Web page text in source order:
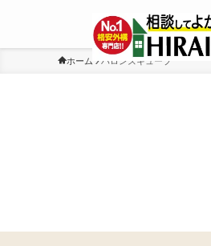
ホーム ハロンズキューブ